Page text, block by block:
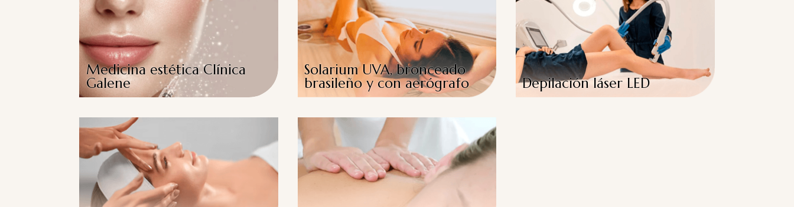
Medicina estética Clínica
Galene
Solarium UVA, bronceado
brasileño y con aerógrafo
Depilación láser LED